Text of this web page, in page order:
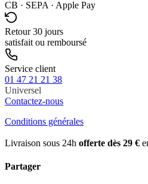
CB · SEPA · Apple Pay
Retour 30 jours
satisfait ou remboursé
Service client
01 47 21 21 38
Universel
Contactez-nous
Conditions générales
Livraison sous 24h offerte dès 29 €
Partager